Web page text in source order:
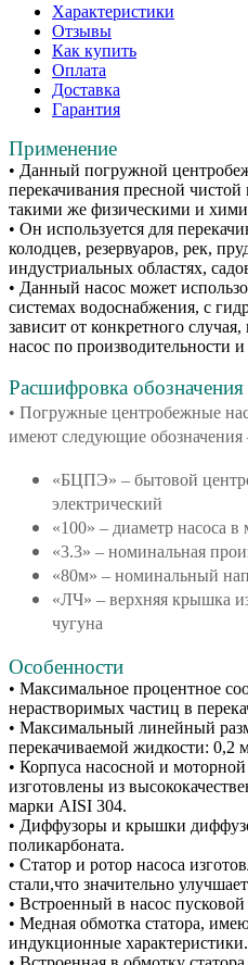
Характеристики
Отзывы
Как купить
Оплата
Доставка
Гарантия
Применение
• Данный погружной
перекачивания пресной
такими же физическими и
• Он используется для
колодцев, резервуаров, рек,
индустриальных областях,
• Данный насос может
системах водоснабжения, с
зависит от конкретного
насос по производительности и
Расшифровка обозначения
• Погружные центробежные
имеют следующие
«БЦПЭ» – бытовой
электрический
«100» – диаметр насоса в
«3.3» – номинальная
«80м» – номинальный
«ЛЧ» – верхняя крышка
чугуна
Особенности
• Максимальное процентное
нерастворимых частиц в
• Максимальный линейный
перекачиваемой жидкости: 0,2
• Корпуса насосной и
изготовлены из
марки AISI 304.
• Диффузоры и крышки
поликарбоната.
• Статор и ротор насоса
стали,что значительно
• Встроенный в насос пусковой
• Медная обмотка статора,
индукционные характеристики.